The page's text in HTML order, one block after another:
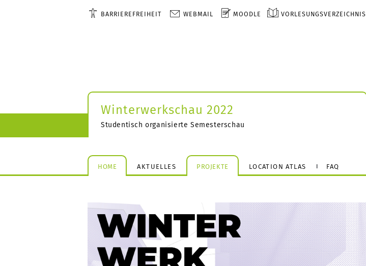
BARRIEREFREIHEIT WEBMAIL MOODLE VORLESUNGSVERZEICHNIS
Winterwerkschau 2022
Studentisch organisierte Semesterschau
HOME AKTUELLES PROJEKTE LOCATION ATLAS FAQ